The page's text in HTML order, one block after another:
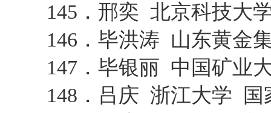
145．邢奕 北京科技大
146．毕洪涛 山东黄金
147．毕银丽 中国矿业
148．吕庆 浙江大学 国